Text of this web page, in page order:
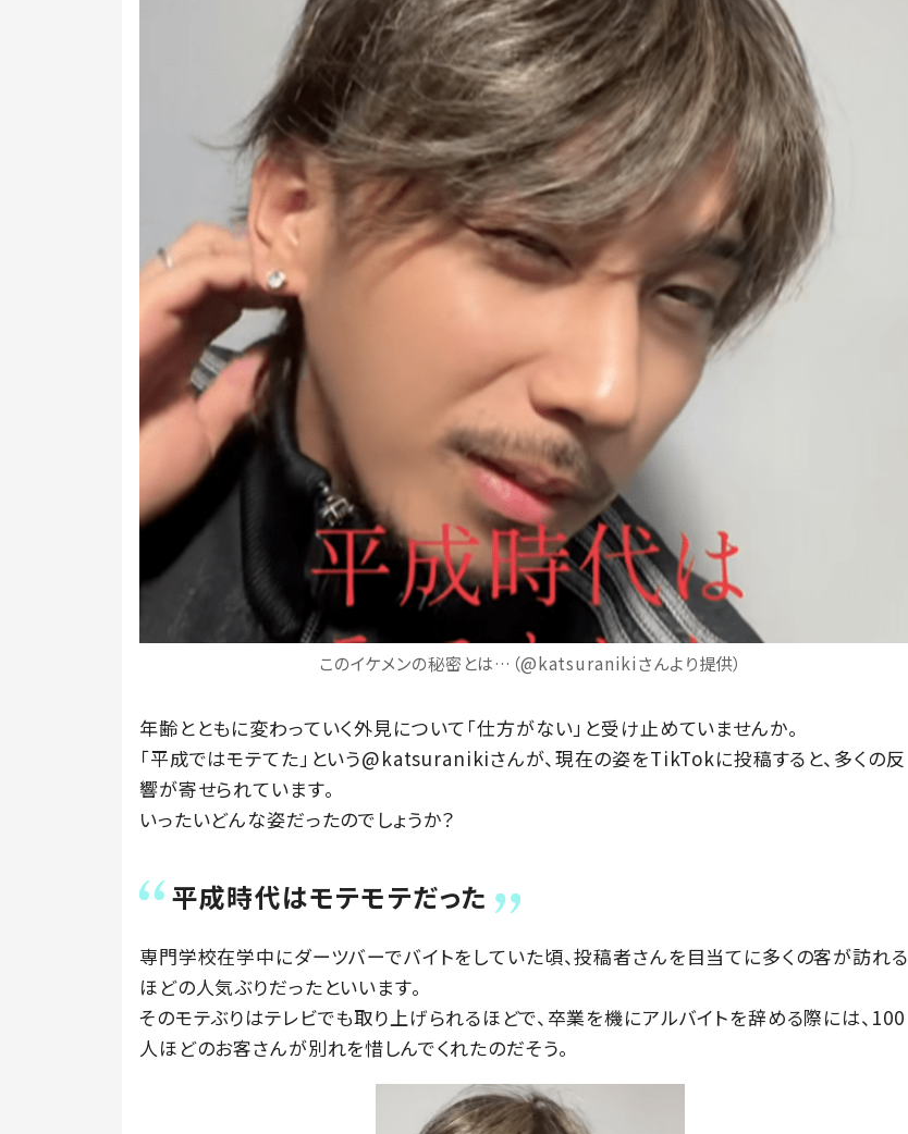
このイケメンの秘密とは…（@katsuranikiさんより提供）
年齢とともに変わっていく外見について「仕方がない」と受け止めていませんか。
「平成ではモテてた」という@katsuranikiさんが、現在の姿をTikTokに投稿すると、多くの反
響が寄せられています。
いったいどんな姿だったのでしょうか？
平成時代はモテモテだった
専門学校在学中にダーツバーでバイトをしていた頃、投稿者さんを目当てに多くの客が訪れる
ほどの人気ぶりだったといいます。
そのモテぶりはテレビでも取り上げられるほどで、卒業を機にアルバイトを辞める際には、100
人ほどのお客さんが別れを惜しんでくれたのだそう。